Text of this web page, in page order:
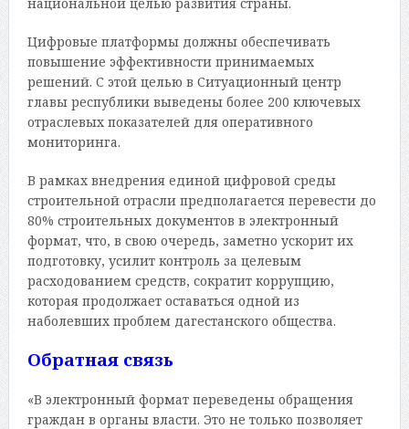
Цифровые платформы должны обеспечивать
повышение эффективности принимаемых
решений. С этой целью в Ситуационный центр
главы республики выведены более 200 ключевых
отраслевых показателей для оперативного
мониторинга.
В рамках внедрения единой цифровой среды
строительной отрасли предполагается перевести до
80% строительных документов в электронный
формат, что, в свою очередь, заметно ускорит их
подготовку, усилит контроль за целевым
расходованием средств, сократит коррупцию,
которая продолжает оставаться одной из
наболевших проблем дагестанского общества.
Обратная связь
«В электронный формат переведены обращения
граждан в органы власти. Это не только позволяет